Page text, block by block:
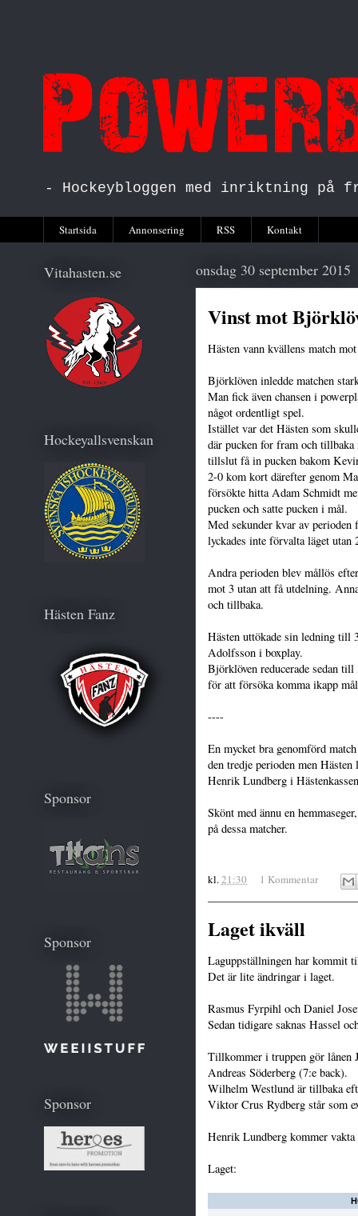
- Hockeybloggen med inriktning på
Startsida Annonsering RSS Kontakt
onsdag 30 september 2015
Vinst mot
Hästen vann kvällens match
Björklöven inledde matchen
Man fick även chansen i
något ordentligt spel.
Istället var det Hästen som
där pucken for fram och tillbaka
tillslut få in pucken bakom
2-0 kom kort därefter genom
försökte hitta Adam Schmidt
pucken och satte pucken i mål.
Med sekunder kvar av
lyckades inte förvalta läget
Andra perioden blev mållös
mot 3 utan att få utdelning.
och tillbaka.
Hästen uttökade sin ledning till
Adolfsson i boxplay.
Björklöven reducerade sedan
för att försöka komma ikapp
----
En mycket bra genomförd
den tredje perioden men Hästen
Henrik Lundberg i
Skönt med ännu en
på dessa matcher.
kl.21:30 1 Kommentar
Laget ikväll
Laguppställningen har kommit
Det är lite ändringar i laget.
Rasmus Fyrpihl och Daniel
Sedan tidigare saknas Hassel
Tillkommer i truppen gör lånen
Andreas Söderberg (7:e back).
Wilhelm Westlund är tillbaka
Viktor Crus Rydberg står som
Henrik Lundberg kommer vakta
Laget:
Vitahasten.se
Hockeyallsvenskan
Hästen Fanz
Sponsor
Sponsor
Sponsor